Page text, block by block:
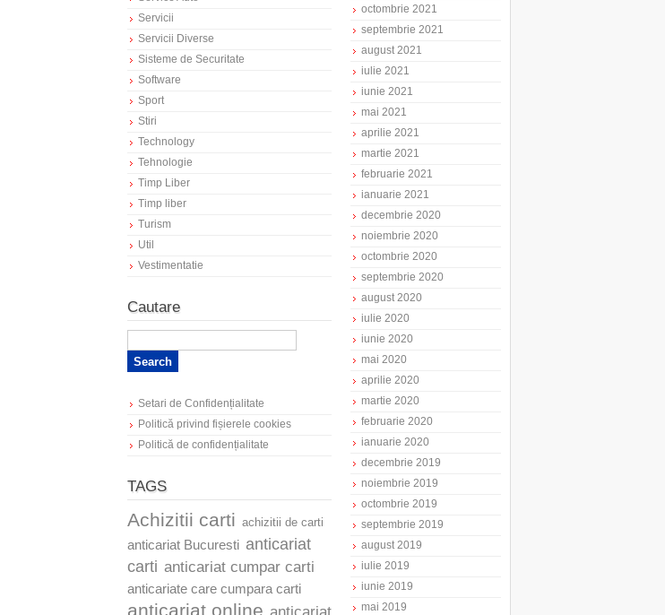
Servicii
Servicii Diverse
Sisteme de Securitate
Software
Sport
Stiri
Technology
Tehnologie
Timp Liber
Timp liber
Turism
Util
Vestimentatie
Cautare
Setari de Confidențialitate
Politică privind fișierele cookies
Politică de confidențialitate
TAGS
Achizitii carti achizitii de carti
anticariat Bucuresti anticariat
carti anticariat cumpar carti
anticariate care cumpara carti
anticariat online
octombrie 2021
septembrie 2021
august 2021
iulie 2021
iunie 2021
mai 2021
aprilie 2021
martie 2021
februarie 2021
ianuarie 2021
decembrie 2020
noiembrie 2020
octombrie 2020
septembrie 2020
august 2020
iulie 2020
iunie 2020
mai 2020
aprilie 2020
martie 2020
februarie 2020
ianuarie 2020
decembrie 2019
noiembrie 2019
octombrie 2019
septembrie 2019
august 2019
iulie 2019
iunie 2019
mai 2019